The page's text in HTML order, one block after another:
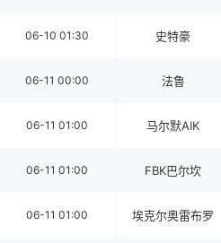
06-10 01:30 史特豪
06-11 00:00 法鲁
06-11 01:00 马尔默AIK
06-11 01:00 FBK巴尔坎
06-11 01:00 埃克尔奥雷布罗